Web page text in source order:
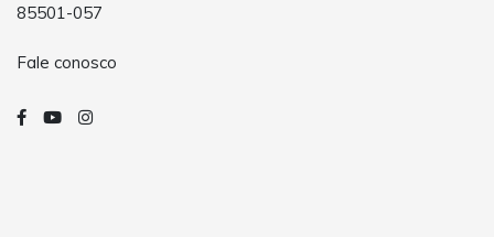
85501-057
Fale conosco